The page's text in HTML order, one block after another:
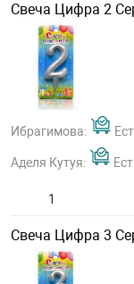
Свеча Цифра 2
Ибрагимова:
Аделя Кутуя:
Свеча Цифра 3